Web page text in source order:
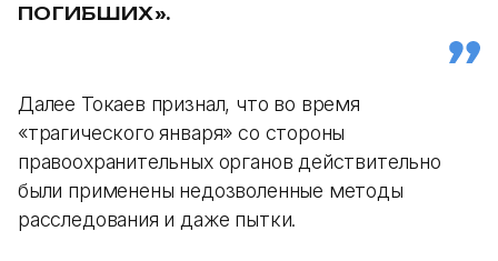
ПОГИБШИХ».
Далее Токаев признал, что во время
«трагического января» со стороны
правоохранительных органов действительно
были применены недозволенные методы
расследования и даже пытки.